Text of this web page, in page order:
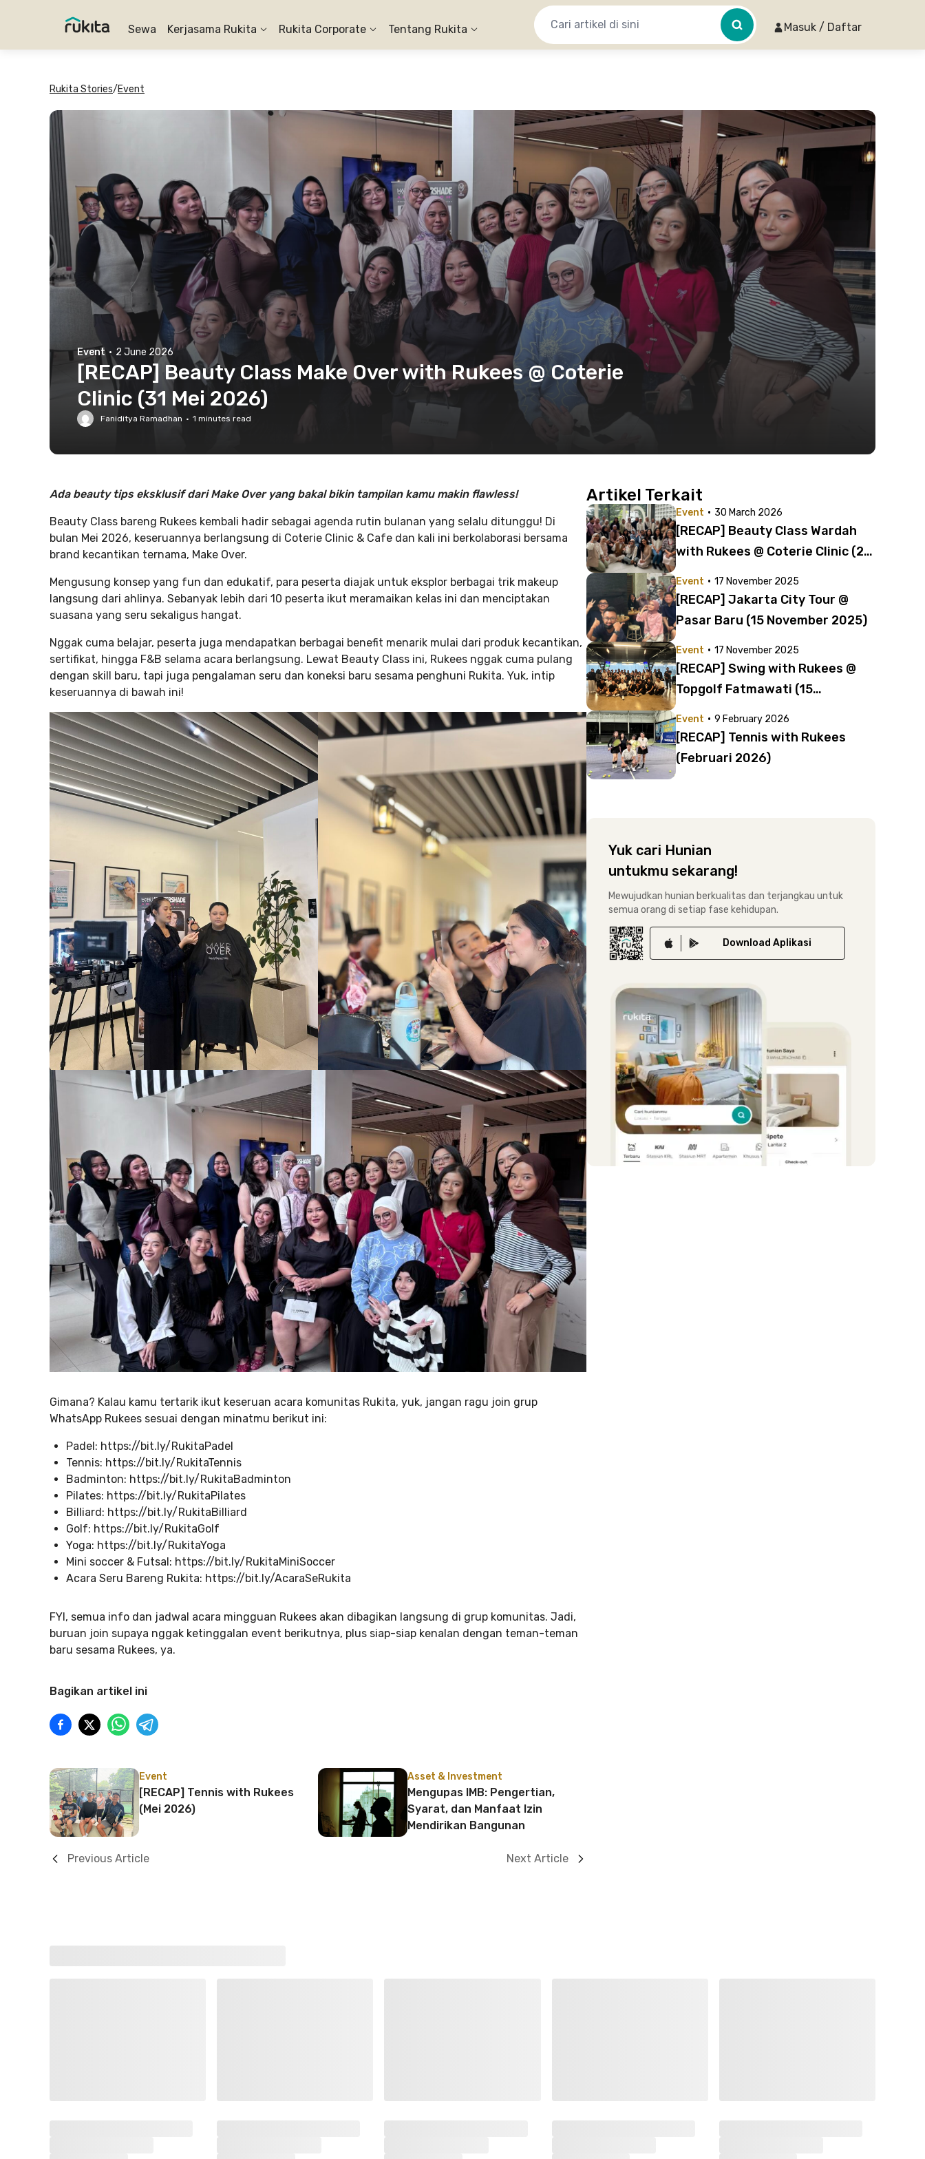
Sewa Kerjasama Rukita Rukita Corporate Tentang Rukita Masuk / Daftar
Rukita Stories/Event
Event · 2 June 2026
[RECAP] Beauty Class Make Over with Rukees @ Coterie
Clinic (31 Mei 2026)
Faniditya Ramadhan · 1 minutes read
Ada beauty tips eksklusif dari Make Over yang bakal bikin tampilan kamu makin flawless!
Beauty Class bareng Rukees kembali hadir sebagai agenda rutin bulanan yang selalu ditunggu! Di
bulan Mei 2026, keseruannya berlangsung di Coterie Clinic & Cafe dan kali ini berkolaborasi bersama
brand kecantikan ternama, Make Over.
Mengusung konsep yang fun dan edukatif, para peserta diajak untuk eksplor berbagai trik makeup
langsung dari ahlinya. Sebanyak lebih dari 10 peserta ikut meramaikan kelas ini dan menciptakan
suasana yang seru sekaligus hangat.
Nggak cuma belajar, peserta juga mendapatkan berbagai benefit menarik mulai dari produk kecantikan,
sertifikat, hingga F&B selama acara berlangsung. Lewat Beauty Class ini, Rukees nggak cuma pulang
dengan skill baru, tapi juga pengalaman seru dan koneksi baru sesama penghuni Rukita. Yuk, intip
keseruannya di bawah ini!
Gimana? Kalau kamu tertarik ikut keseruan acara komunitas Rukita, yuk, jangan ragu join grup
WhatsApp Rukees sesuai dengan minatmu berikut ini:
Padel: https://bit.ly/RukitaPadel
Tennis: https://bit.ly/RukitaTennis
Badminton: https://bit.ly/RukitaBadminton
Pilates: https://bit.ly/RukitaPilates
Billiard: https://bit.ly/RukitaBilliard
Golf: https://bit.ly/RukitaGolf
Yoga: https://bit.ly/RukitaYoga
Mini soccer & Futsal: https://bit.ly/RukitaMiniSoccer
Acara Seru Bareng Rukita: https://bit.ly/AcaraSeRukita
FYI, semua info dan jadwal acara mingguan Rukees akan dibagikan langsung di grup komunitas. Jadi,
buruan join supaya nggak ketinggalan event berikutnya, plus siap-siap kenalan dengan teman-teman
baru sesama Rukees, ya.
Bagikan artikel ini
Event
[RECAP] Tennis with Rukees
(Mei 2026)
Previous Article
Asset & Investment
Mengupas IMB: Pengertian,
Syarat, dan Manfaat Izin
Mendirikan Bangunan
Next Article
Artikel Terkait
Event · 30 March 2026
[RECAP] Beauty Class Wardah
with Rukees @ Coterie Clinic (28
Event · 17 November 2025
[RECAP] Jakarta City Tour @
Pasar Baru (15 November 2025)
Event · 17 November 2025
[RECAP] Swing with Rukees @
Topgolf Fatmawati (15
Event · 9 February 2026
[RECAP] Tennis with Rukees
(Februari 2026)
Yuk cari Hunian
untukmu sekarang!
Mewujudkan hunian berkualitas dan terjangkau untuk
semua orang di setiap fase kehidupan.
Download Aplikasi